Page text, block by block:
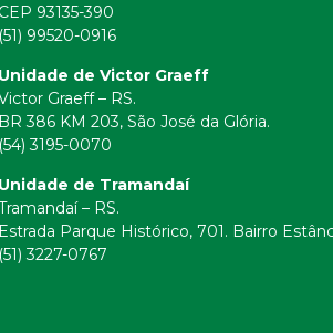
CEP 93135-390
(51) 99520-0916
Unidade de Victor Graeff
Graeff – RS.
BR 386 KM 203, São José da Glória.
(54) 3195-0070
Unidade de Tramandaí
– RS.
Estrada Parque Histórico, 701. Bairro
(51) 3227-0767